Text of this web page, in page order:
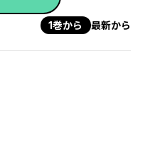
1巻から 最新から